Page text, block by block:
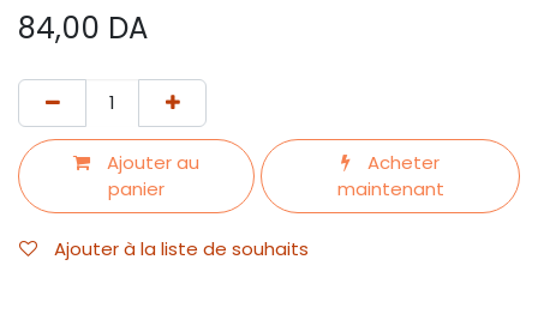
84,00 DA
Ajouter au
panier
Acheter
maintenant
Ajouter à la liste de souhaits